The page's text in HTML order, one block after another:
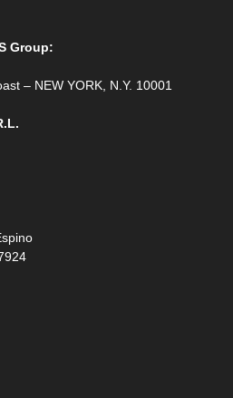
Group:
– NEW YORK, N.Y. 10001